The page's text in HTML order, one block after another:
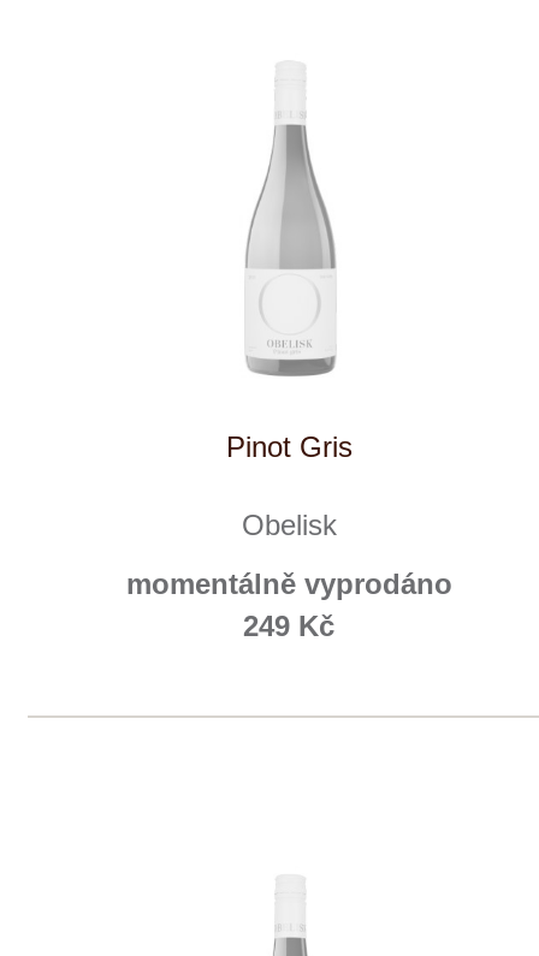
Tento web využívá k analýze návštěvnosti
soubory cookie a službu Google Analytics.
Používáním tohoto webu s tím souhlasíte